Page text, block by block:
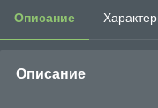
Описание
Описание